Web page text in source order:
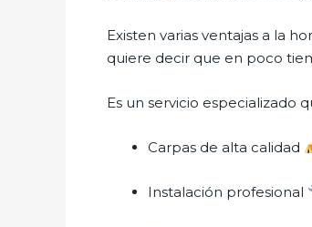
Existen varias ventajas a la
quiere decir que en poco
Es un servicio especializado
Carpas de alta calidad
Instalación profesional